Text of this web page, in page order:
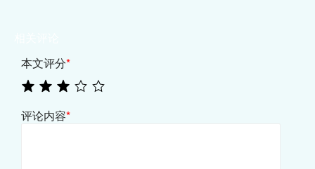
本文评分*
评论内容*